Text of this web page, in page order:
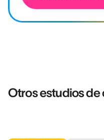
Otros estudios de